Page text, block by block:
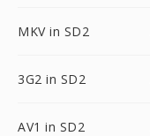
MKV in SD2
3G2 in SD2
AV1 in SD2